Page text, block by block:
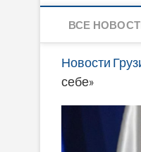
ВСЕ
Новости
себе»